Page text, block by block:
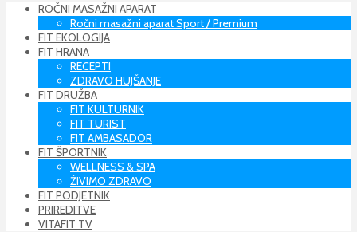
ROČNI MASAŽNI APARAT
Ročni masažni aparat Sport / Premium
FIT EKOLOGIJA
FIT HRANA
RECEPTI
ZDRAVO HUJŠANJE
FIT DRUŽBA
FIT KULTURNIK
FIT TURIST
FIT AMBASADOR
FIT ŠPORTNIK
WELLNESS & SPA
ŽIVIMO ZDRAVO
FIT PODJETNIK
PRIREDITVE
VITAFIT TV